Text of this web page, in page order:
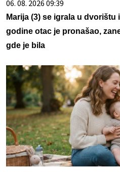
06. 08. 2026 09:39
Marija (3) se igrala u
godine otac je pronašao,
gde je bila